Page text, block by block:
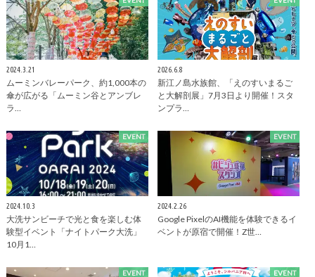
2024.3.21
ムーミンバレーパーク、約1,000本の
傘が広がる「ムーミン谷とアンブレ
ラ…
2026.6.8
新江ノ島水族館、「えのすいまるご
と大解剖展」7月3日より開催！スタ
ンプラ…
EVENT
2024.10.3
大洗サンビーチで光と食を楽しむ体
験型イベント「ナイトパーク大洗」
10月1…
EVENT
2024.2.26
Google PixelのAI機能を体験できるイ
ベントが原宿で開催！Z世…
EVENT EVENT